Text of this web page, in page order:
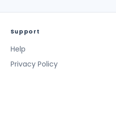
Support
Help
Privacy Policy